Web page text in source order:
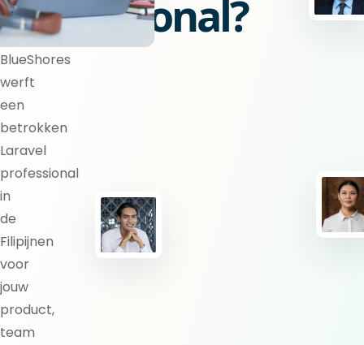
professional?
BlueShores
werft
een
betrokken
Laravel
professional
in
de
Filipijnen
voor
jouw
product,
team